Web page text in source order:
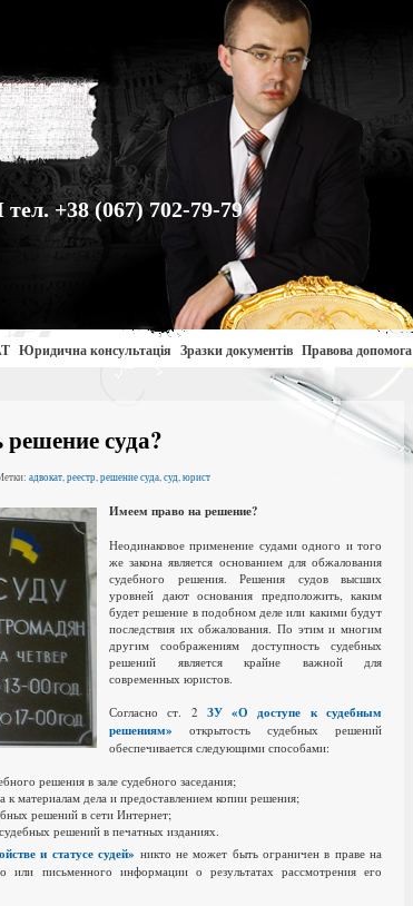
+38 (067) 702-79-79
Юридична консультація Зразки документів Правова допомога
суда?
адвокат,реестр,решение суда,суд,юрист
Имеем право на решение?
Неодинаковое применение судами одного и того
же закона является основанием для обжалования
судебного решения.
Решения судов высших
уровней дают основания предположить, каким
будет решение в подобном деле или какими будут
последствия их обжалования. По этим и многим
другим соображениям доступность судебных
решений является крайне важной для
современных юристов.
Согласно ст.
2 ЗУ «О доступе к судебным
решениям» открытость судебных решений
обеспечивается следующими способами:
решения в зале судебного заседания;
к материалам дела и предоставлением копии решения;
решений в сети Интернет;
решений в печатных изданиях.
и статусе судей» никто не может быть ограничен в праве на
или письменного информации о результатах рассмотрения его